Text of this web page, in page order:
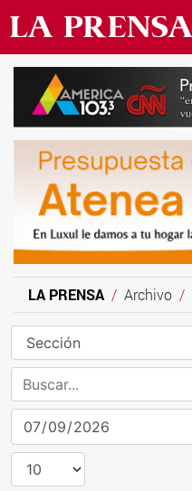
LA PRENSA Archivo